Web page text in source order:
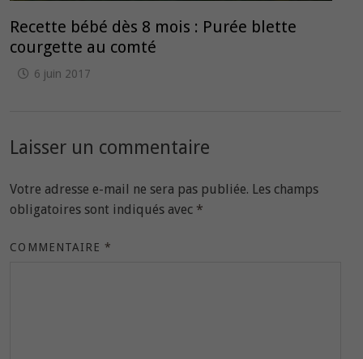
Recette bébé dès 8 mois : Purée blette
courgette au comté
6 juin 2017
Laisser un commentaire
Votre adresse e-mail ne sera pas publiée. Les champs
obligatoires sont indiqués avec *
COMMENTAIRE*